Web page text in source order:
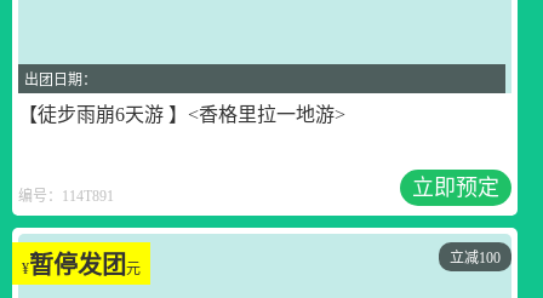
出团日期：
【徒步雨崩6天游 】<香格里拉一地游>
编号：114T891 立即预定
¥暂停发团 元
立减100